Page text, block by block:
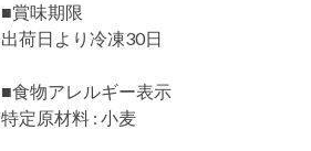
■賞味期限
出荷日より冷凍30日
■食物アレルギー表示
特定原材料 : 小麦